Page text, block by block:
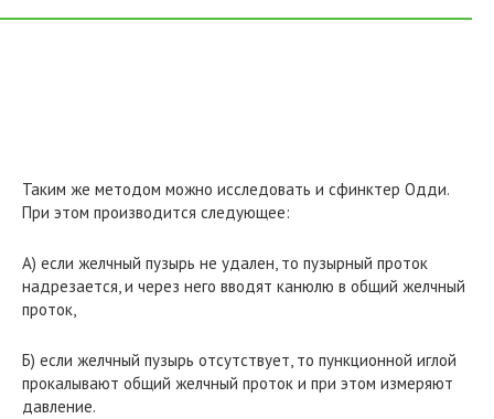
Таким же методом можно исследовать и сфинктер Одди.
При этом производится следующее:
А) если желчный пузырь не удален, то пузырный проток
надрезается, и через него вводят канюлю в общий желчный
проток,
Б) если желчный пузырь отсутствует, то пункционной иглой
прокалывают общий желчный проток и при этом измеряют
давление.